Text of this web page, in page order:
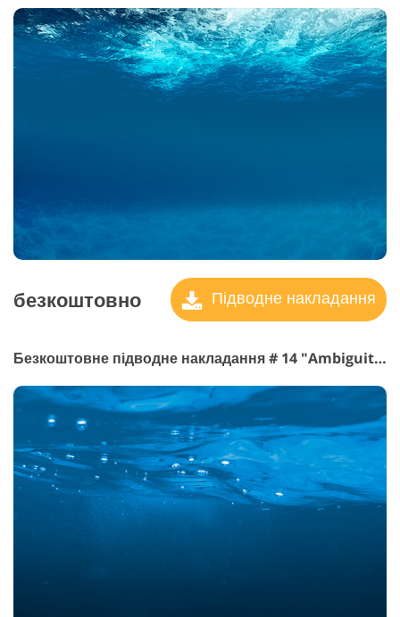
безкоштовно Підводне накладання
Безкоштовне підводне накладання # 14 "Ambiguity"